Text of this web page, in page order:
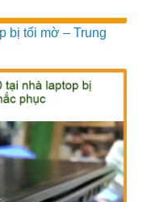
bị tối mờ – Trung